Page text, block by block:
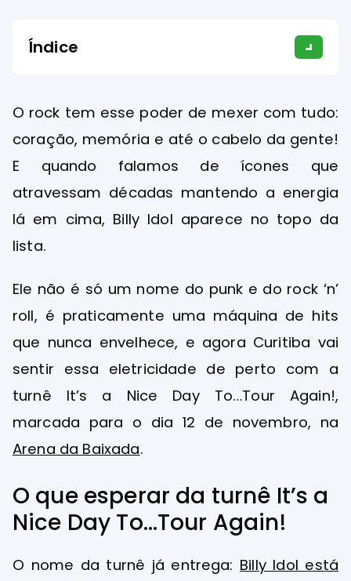
Índice
O rock tem esse poder de mexer com tudo:
coração, memória e até o cabelo da gente!
E quando falamos de ícones que
atravessam décadas mantendo a energia
lá em cima, Billy Idol aparece no topo da
lista.
Ele não é só um nome do punk e do rock ‘n’
roll, é praticamente uma máquina de hits
que nunca envelhece, e agora Curitiba vai
sentir essa eletricidade de perto com a
turnê It’s a Nice Day To…Tour Again!,
marcada para o dia 12 de novembro, na
Arena da Baixada.
O que esperar da turnê It’s a
Nice Day To…Tour Again!
O nome da turnê já entrega: Billy Idol está